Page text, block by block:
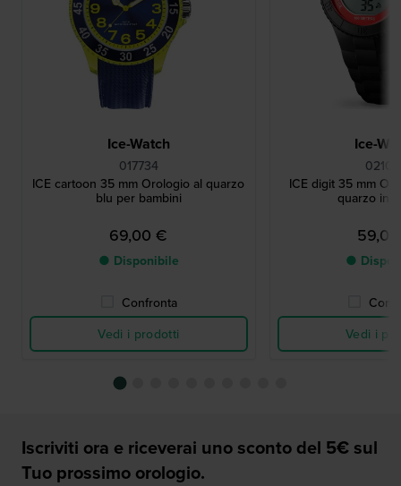
Ice-Watch
017734
ICE cartoon 35 mm Orologio al quarzo
blu per bambini
69,00 €
● Disponibile
Confronta
Vedi i prodotti
Ice-
ICE digit 35 mm
quarzo in
●
Vedi i
Iscriviti ora e riceverai uno sconto del 5€ sul
Tuo prossimo orologio.